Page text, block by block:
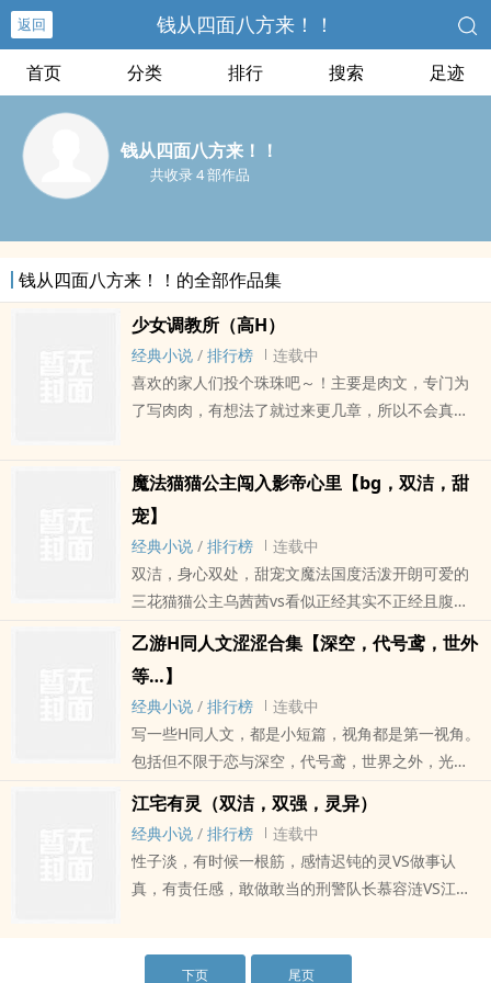
返回 钱从四面八方来！！
首页 分类 排行 搜索 足迹
钱从四面八方来！！
共收录 4 部作品
钱从四面八方来！！的全部作品集
少女调教所（高H）
经典小说 / 排行榜
连载中
喜欢的家人们投个珠珠吧～！主要是肉文，专门为
了写肉肉，有想法了就过来更几章，所以不会真正
事，或者其他色色的小故事，主角也不会一直是一
个人，会分段写每个人的故事！短篇小故事合集，
结局有好有坏哦！故事里的大家都成年了哦，不算
恋童虐童！另，有些部分口味可能会比较重，斟酌
购买哦！我基本上会标在章节名上? ??'?'??主要是为
了吃肉肉嘛希望大家多多喜欢！喜欢的宝宝可以打
赏一下嘛~嘻嘻(#^.^#)谢谢宝宝们！打赏加更哦~有
什么想看的情节可以写在评论区，我会采纳的！文
中违法的内容都是虚假的，还请大家不要学习！让
我们一起遵纪守法！！！盗文的替我挡灾！财运也
给我！！
魔法猫猫公主闯入影帝心里【bg，双洁，甜
宠】
经典小说 / 排行榜
连载中
双洁，身心双处，甜宠文魔法国度活泼开朗可爱的
三花猫猫公主乌茜茜vs看似正经其实不正经且腹黑
的执着影帝季星澜还有只暗恋不敢说出口的忠诚青
梅竹马边牧穆邱魔法公主乌茜茜来到人间寻找成人
礼的考核，意外掉入季星澜怀里，她以为两人是初
见，却不知他们小时候就见过。季星澜一直记得
她，却找不到她。他用尽所有自己的手段都没有得
到关于她的任何消息。直到重逢这天他通过一颗糖
找到了线索。两人何时会认出对方？乌茜茜的成人
礼是否会顺利举行，又会怎么告诉他自己那千奇百
怪，五颜六色的国度呢？两男争公主芳心，又会发
生什么修罗场的故事呢？青梅竹马跟天降，大家都
会选谁呢？两天一更，刚开始十天日更，前十篇免
一点点喜欢的小宝们收藏送个珠珠吧~
乙游H同人文涩涩合集【深空，代号鸢，世外
等…】
经典小说 / 排行榜
连载中
写一些H同人文，都是小短篇，视角都是第一视角。
包括但不限于恋与深空，代号鸢，世界之外，光与
夜之恋，等等...一些ip，因为玩的比较多，比较
杂，所以有胡思乱想的灵感就来写一篇，嘻嘻嘻
嘻。这种我也是第一次写，所有感观都是我个人认
为，所以ooc致歉！宝宝们见谅！在此先磕一个☆?>
x
江宅有灵（双洁，双强，灵异）
经典小说 / 排行榜
连载中
性子淡，有时候一根筋，感情迟钝的灵VS做事认
真，有责任感，敢做敢当的刑警队长慕容涟VS江尧
封印，为何能看到她。遂强迫与江尧定下契约，想
下页 尾页